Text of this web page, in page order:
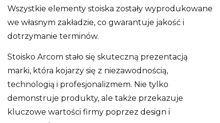
Wszystkie elementy stoiska zostały wyprodukowane
we własnym zakładzie, co gwarantuje jakość i
dotrzymanie terminów.
Stoisko Arcom stało się skuteczną prezentacją
marki, która kojarzy się z niezawodnością,
technologią i profesjonalizmem. Nie tylko
demonstruje produkty, ale także przekazuje
kluczowe wartości firmy poprzez design i